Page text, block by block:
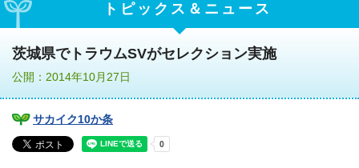
トピックス＆ニュース
茨城県でトラウムSVがセレクション実施
公開：2014年10月27日
サカイク10か条